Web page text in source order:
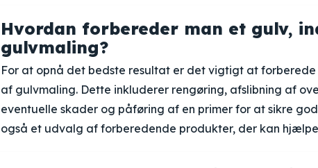
Hvordan forbereder man et gulv,
gulvmaling?
For at opnå det bedste resultat er det vigtigt at
af gulvmaling. Dette inkluderer rengøring, afslibning af
eventuelle skader og påføring af en primer for at sikre
også et udvalg af forberedende produkter, der kan